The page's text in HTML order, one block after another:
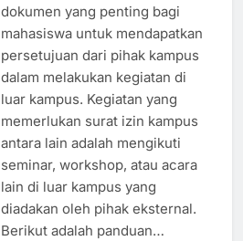
dokumen yang penting bagi
mahasiswa untuk mendapatkan
persetujuan dari pihak kampus
dalam melakukan kegiatan di
luar kampus. Kegiatan yang
memerlukan surat izin kampus
antara lain adalah mengikuti
seminar, workshop, atau acara
lain di luar kampus yang
diadakan oleh pihak eksternal.
Berikut adalah panduan…